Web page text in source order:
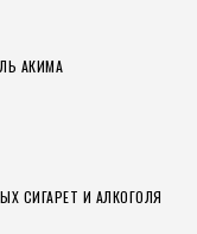
АКИМА
СИГАРЕТ И АЛКОГОЛЯ